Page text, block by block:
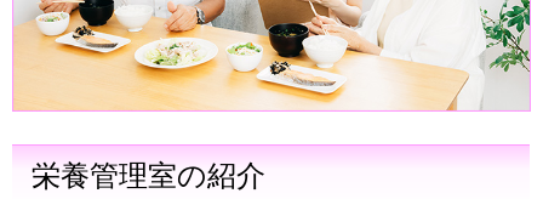
栄養管理室の紹介